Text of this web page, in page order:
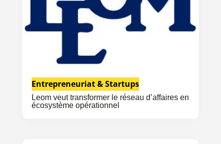
Leom veut transformer le réseau d’affaires en
écosystème opérationnel
Entrepreneuriat & Startups